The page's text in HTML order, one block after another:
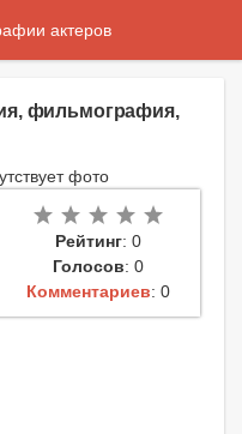
фильмография,
Рейтинг: 0
Голосов: 0
Комментариев: 0